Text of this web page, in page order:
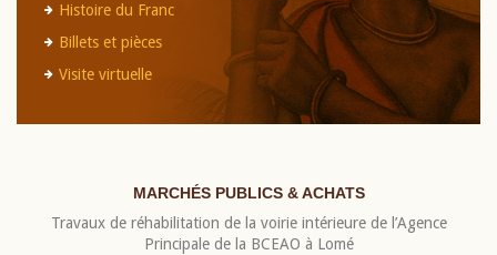
Histoire du Franc
Billets et pièces
Visite virtuelle
MARCHÉS PUBLICS & ACHATS
Travaux de réhabilitation de la voirie intérieure de l’Agence
Principale de la BCEAO à Lomé